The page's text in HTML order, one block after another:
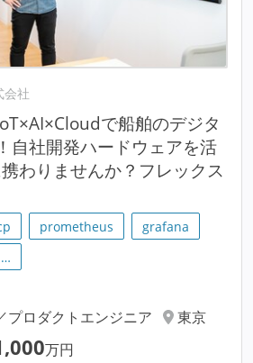
会社
で船舶のデジタ
自社開発ハードウェアを活
わりませんか？フレックス
prometheus
grafana
…
プロダクトエンジニア
東京
万円